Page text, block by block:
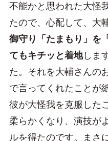
不能かと思われた大怪
たので、心配して、大
御守り「たまもり」を
てもキチッと着地しま
た。それを大輔さんの
で言ってくれたことが
彼が大怪我を克服した
柔らかくなり、演技が
ルを得たのです。まさに